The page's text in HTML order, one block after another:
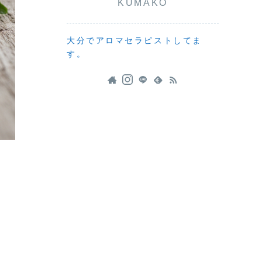
KUMAKO
大分でアロマセラピストしてま
す。